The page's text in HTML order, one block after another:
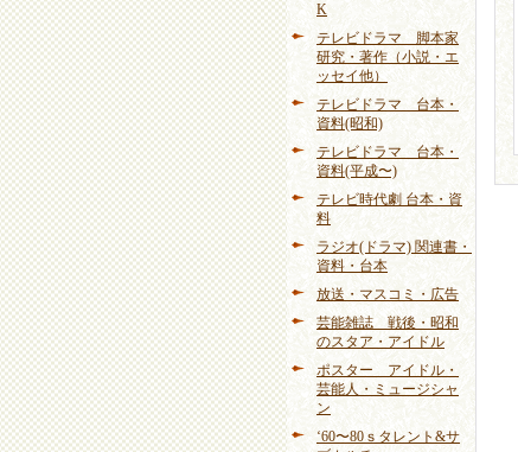
K
テレビドラマ 脚本家
研究・著作（小説・エ
ッセイ他）
テレビドラマ 台本・
資料(昭和)
テレビドラマ 台本・
資料(平成〜)
テレビ時代劇 台本・資
料
ラジオ(ドラマ) 関連書・
資料・台本
放送・マスコミ・広告
芸能雑誌 戦後・昭和
のスタア・アイドル
ポスター アイドル・
芸能人・ミュージシャ
ン
‘60〜80ｓタレント&サ